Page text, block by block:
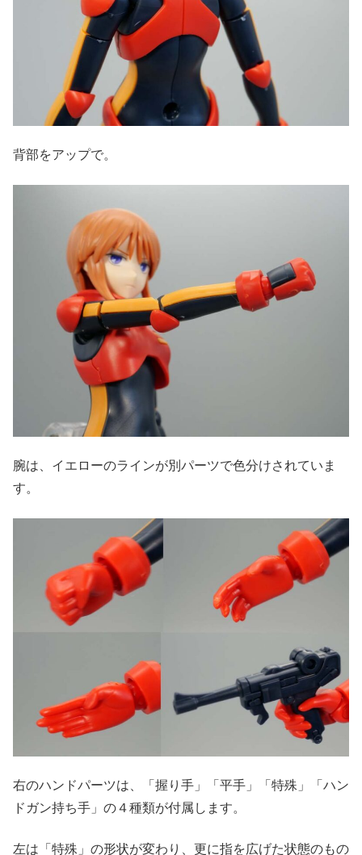
背部をアップで。
腕は、イエローのラインが別パーツで色分けされていま
す。
右のハンドパーツは、「握り手」「平手」「特殊」「ハン
ドガン持ち手」の４種類が付属します。
左は「特殊」の形状が変わり、更に指を広げた状態のもの